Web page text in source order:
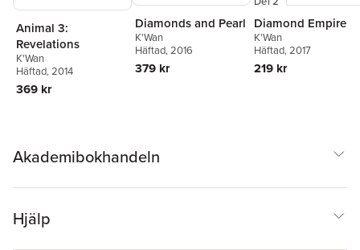
Animal 3:
Revelations
K'Wan
Häftad, 2014
369 kr
Diamonds and Pearl
K'Wan
Häftad, 2016
379 kr
Diamond Empire
K'Wan
Häftad, 2017
219 kr
Akademibokhandeln
Hjälp